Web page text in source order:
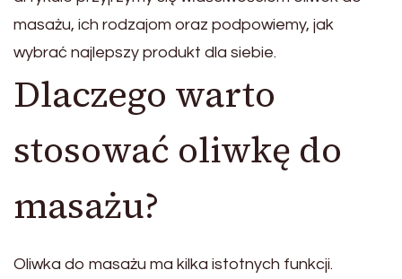
masażu, ich rodzajom oraz podpowiemy, jak
wybrać najlepszy produkt dla siebie.
Dlaczego warto
stosować oliwkę do
masażu?
Oliwka do masażu ma kilka istotnych funkcji.